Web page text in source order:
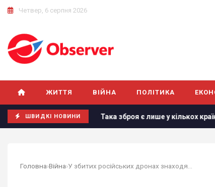
Четвер, 6 серпня 2026
ЖИТТЯ ВІЙНА ПОЛІТИКА
ШВИДКІ НОВИНИ
Така зброя є лише у кількох країн: Зеленський про
Головна›Війна›